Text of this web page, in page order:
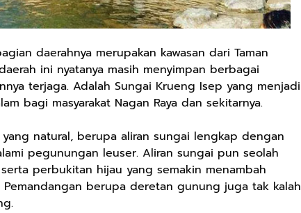
daerahnya merupakan kawasan dari Taman
ini nyatanya masih menyimpan berbagai
terjaga. Adalah Sungai Krueng Isep yang menjadi
bagi masyarakat Nagan Raya dan sekitarnya.
natural, berupa aliran sungai lengkap dengan
pegunungan leuser. Aliran sungai pun seolah
perbukitan hijau yang semakin menambah
berupa deretan gunung juga tak kalah